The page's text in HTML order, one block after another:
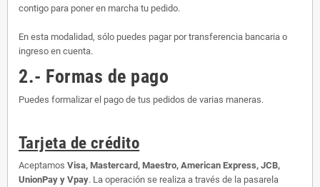
contigo para poner en marcha tu pedido.
En esta modalidad, sólo puedes pagar por transferencia bancaria o
ingreso en cuenta.
2.- Formas de pago
Puedes formalizar el pago de tus pedidos de varias maneras.
Tarjeta de crédito
Aceptamos Visa, Mastercard, Maestro, American Express, JCB,
UnionPay y Vpay. La operación se realiza a través de la pasarela